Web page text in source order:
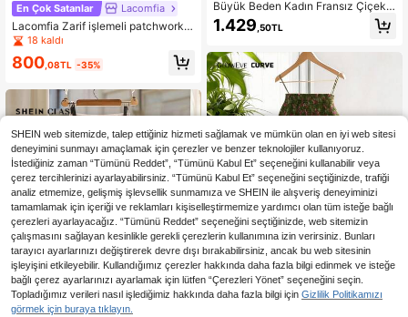
En Çok Satanlar Lacomfia
Lacomfia Zarif işlemeli patchwork b
elden büzgülü bol uzun etek, ilkbah
ar ve yaz için çok yönlü.
18 kaldı
800 ,08TL -35%
Büyük Beden Kadın Fransız Çiçekli
Dantel Zarif Narin Tatlı Prenses Tül
Etek Beyaz Bahar
1.429,50TL
SHEIN web sitemizde, talep ettiğiniz hizmeti sağlamak ve mümkün olan en iyi web sitesi
deneyimini sunmayı amaçlamak için çerezler ve benzer teknolojiler kullanıyoruz.
İstediğiniz zaman “Tümünü Reddet”, “Tümünü Kabul Et” seçeneğini kullanabilir veya
çerez tercihlerinizi ayarlayabilirsiniz. “Tümünü Kabul Et” seçeneğini seçtiğinizde, trafiği
analiz etmemize, gelişmiş işlevsellik sunmamıza ve SHEIN ile alışveriş deneyiminizi
tamamlamak için içeriği ve reklamları kişiselleştirmemize yardımcı olan tüm isteğe bağlı
çerezleri ayarlayacağız. “Tümünü Reddet” seçeneğini seçtiğinizde, web sitemizin
çalışmasını sağlayan kesinlikle gerekli çerezlerin kullanımına izin verirsiniz. Bunları
tarayıcı ayarlarınızı değiştirerek devre dışı bırakabilirsiniz, ancak bu web sitesinin
işleyişini etkileyebilir. Kullandığımız çerezler hakkında daha fazla bilgi edinmek ve isteğe
bağlı çerez ayarlarınızı ayarlamak için lütfen “Çerezleri Yönet” seçeneğini seçin.
Topladığımız verileri nasıl işlediğimiz hakkında daha fazla bilgi için Gizlilik Politikamızı
görmek için buraya tıklayın.